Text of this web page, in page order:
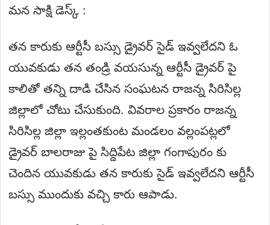
మన సాక్షి డెస్క్ :
తన కారుకు ఆర్టీసీ బస్సు డ్రైవర్ సైడ్ ఇవ్వలేదని ఓ
యువకుడు తన తండ్రి వయసున్న ఆర్టీసీ డ్రైవర్ పై
కాలితో తన్ని దాడి చేసిన సంఘటన రాజన్న సిరిసిల్ల
జిల్లాలో చోటు చేసుకుంది. వివరాల ప్రకారం రాజన్న
సిరిసిల్ల జిల్లా ఇల్లంతకుంట మండలం వల్లంపట్లలో
డ్రైవర్ బాలరాజు పై సిద్దిపేట జిల్లా గంగాపురం కు
చెందిన యువకుడు తన కారుకు సైడ్ ఇవ్వలేదని ఆర్టీసీ
బస్సు ముందుకు వచ్చి కారు ఆపాడు.